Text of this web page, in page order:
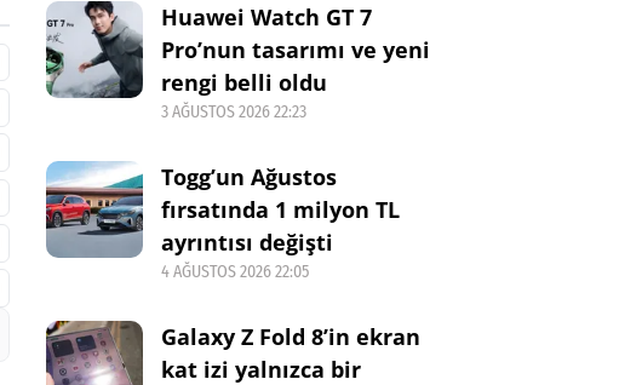
Huawei Watch GT 7
Pro’nun tasarımı ve yeni
rengi belli oldu
3 AĞUSTOS 2026 22:23
Togg’un Ağustos
fırsatında 1 milyon TL
ayrıntısı değişti
4 AĞUSTOS 2026 22:05
Galaxy Z Fold 8’in ekran
kat izi yalnızca bir